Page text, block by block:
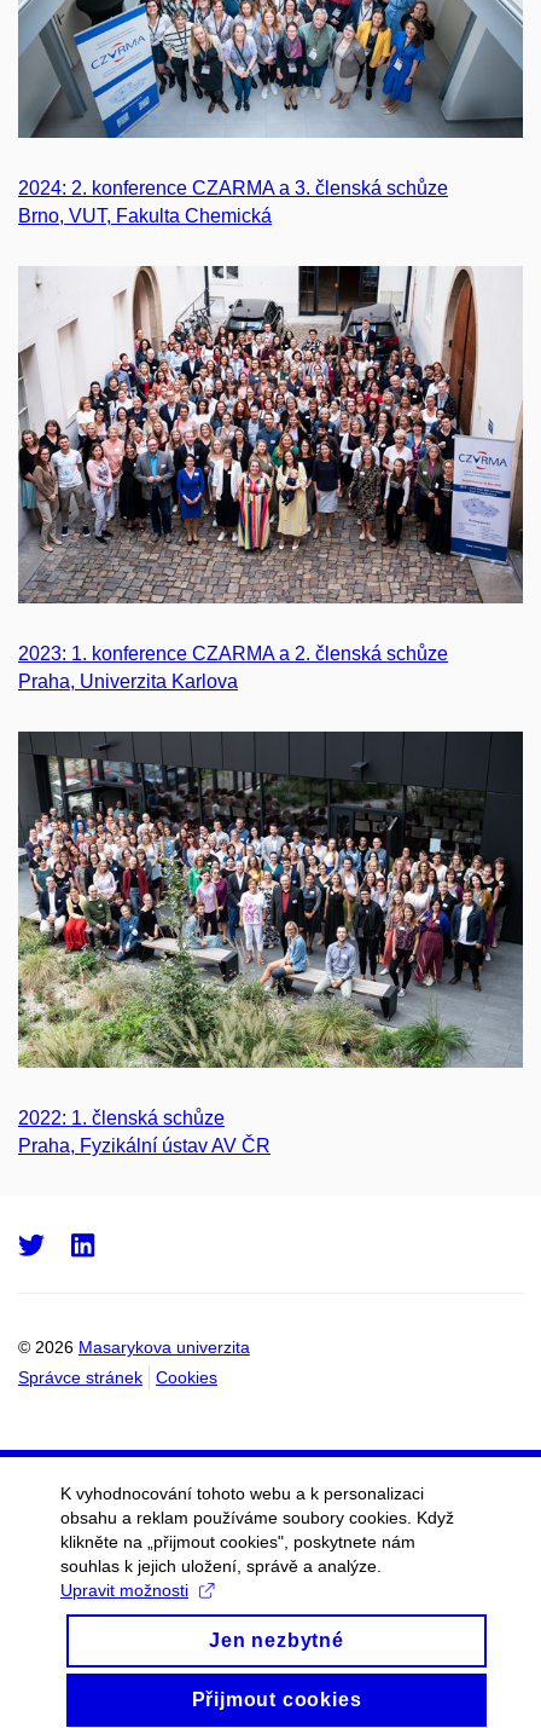
2024: 2. konference CZARMA a 3. členská schůze
Brno, VUT, Fakulta Chemická
2023: 1. konference CZARMA a 2. členská schůze
Praha, Univerzita Karlova
2022: 1. členská schůze
Praha, Fyzikální ústav AV ČR
© 2026 Masarykova univerzita
Správce stránek
Cookies
Twitter
K vyhodnocování tohoto webu a k personalizaci
obsahu a reklam používáme soubory cookies. Když
klikněte na „přijmout cookies", poskytnete nám
souhlas k jejich uložení, správě a analýze.
Upravit možnosti
Jen nezbytné
Přijmout cookies